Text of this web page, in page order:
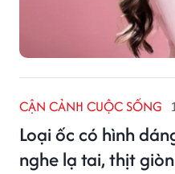
CẬN CẢNH CUỘC SỐNG
Loại ốc có hình
nghe lạ tai, thịt